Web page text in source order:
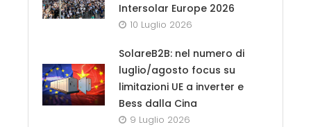
Intersolar Europe 2026
10 Luglio 2026
SolareB2B: nel numero di
luglio/agosto focus su
limitazioni UE a inverter e
Bess dalla Cina
9 Luglio 2026